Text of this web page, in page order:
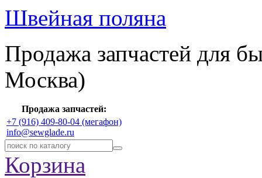
Швейная поляна
Продажа запчастей для
Москва)
Продажа запчастей:
+7 (916) 409-80-04 (мегафон)
info@sewglade.ru
Корзина